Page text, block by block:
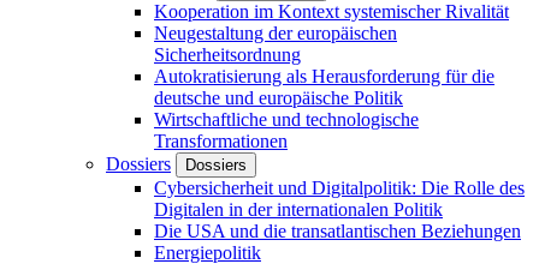
Kooperation im Kontext systemischer Rivalität
Neugestaltung der europäischen
Sicherheitsordnung
Autokratisierung als Herausforderung für die
deutsche und europäische Politik
Wirtschaftliche und technologische
Transformationen
Dossiers
Dossiers
Cybersicherheit und Digitalpolitik: Die Rolle des
Digitalen in der internationalen Politik
Die USA und die transatlantischen Beziehungen
Energiepolitik